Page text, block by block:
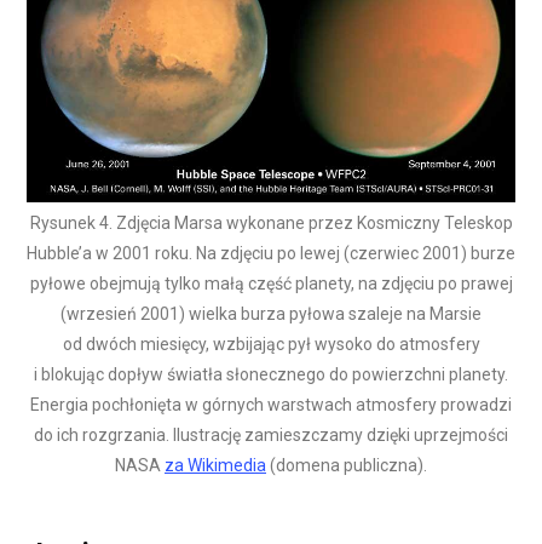
Rysunek 4. Zdjęcia Marsa wykonane przez Kosmiczny Teleskop
Hubble’a w 2001 roku. Na zdjęciu po lewej (czerwiec 2001) burze
pyłowe obejmują tylko małą część planety, na zdjęciu po prawej
(wrzesień 2001) wielka burza pyłowa szaleje na Marsie
od dwóch miesięcy, wzbijając pył wysoko do atmosfery
i blokując dopływ światła słonecznego do powierzchni planety.
Energia pochłonięta w górnych warstwach atmosfery prowadzi
do ich rozgrzania. Ilustrację zamieszczamy dzięki uprzejmości
NASA za Wikimedia (domena publiczna).